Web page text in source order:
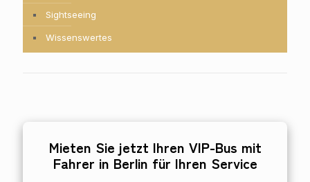
Sightseeing
Wissenswertes
Mieten Sie jetzt Ihren VIP-Bus mit
Fahrer in Berlin für Ihren Service